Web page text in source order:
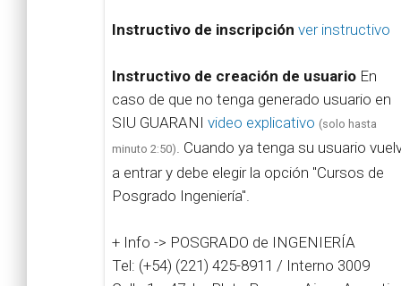
Instructivo de inscripción ver instructivo
Instructivo de creación de usuario En
caso de que no tenga generado usuario en
SIU GUARANI video explicativo (solo hasta
minuto 2:50). Cuando ya tenga su usuario
a entrar y debe elegir la opción "Cursos de
Posgrado Ingeniería".
+ Info -> POSGRADO de INGENIERÍA
Tel: (+54) (221) 425-8911 / Interno 3009